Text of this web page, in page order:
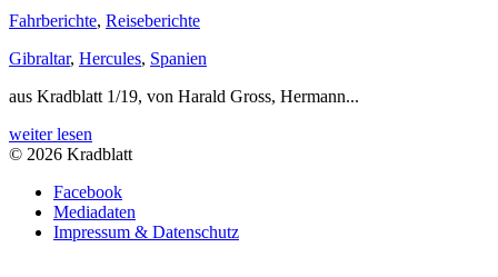
Fahrberichte, Reiseberichte
Gibraltar, Hercules, Spanien
aus Kradblatt 1/19, von Harald Gross, Hermann...
weiter lesen
© 2026 Kradblatt
Facebook
Mediadaten
Impressum & Datenschutz